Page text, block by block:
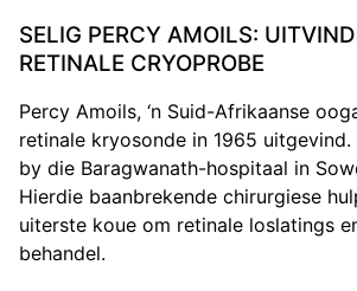
SELIG PERCY AMOILS:
RETINALE CRYOPROBE
Percy Amoils, ‘n Suid-Afrikaanse
retinale kryosonde in 1965
by die Baragwanath-hospitaal in
Hierdie baanbrekende chirurgiese
uiterste koue om retinale loslatings
behandel.